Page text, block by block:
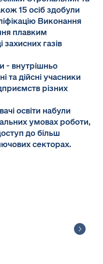
15 осіб здобули
Виконання
плавким
газів
- внутрішньо
та дійсні учасники
різних
освіти набули
умовах роботи,
до більш
секторах.